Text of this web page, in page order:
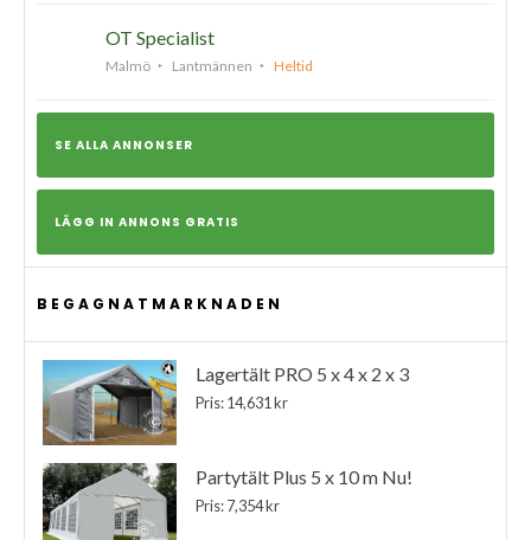
OT Specialist
Malmö Lantmännen Heltid
SE ALLA ANNONSER
LÄGG IN ANNONS GRATIS
BEGAGNATMARKNADEN
Lagertält PRO 5 x 4 x 2 x 3
Pris: 14,631 kr
Partytält Plus 5 x 10 m Nu!
Pris: 7,354 kr